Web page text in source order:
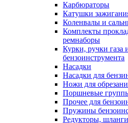
Карбюраторы
Катушки
Коленвалы и
Комплекты
ремнаборы
Курки, ручки газа
бензоинструмента
Насадки
Насадки для
Ножи для
Поршневые
Прочее для
Пружины
Редукторы,